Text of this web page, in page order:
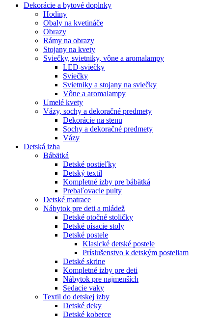
Dekorácie a bytové doplnky
Hodiny
Obaly na kvetináče
Obrazy
Rámy na obrazy
Stojany na kvety
Sviečky, svietniky, vône a aromalampy
LED-sviečky
Sviečky
Svietniky a stojany na sviečky
Vône a aromalampy
Umelé kvety
Vázy, sochy a dekoračné predmety
Dekorácie na stenu
Sochy a dekoračné predmety
Vázy
Detská izba
Bábätká
Detské postieľky
Detský textil
Kompletné izby pre bábätká
Prebaľovacie pulty
Detské matrace
Nábytok pre deti a mládež
Detské otočné stoličky
Detské písacie stoly
Detské postele
Klasické detské postele
Príslušenstvo k detským posteliam
Detské skrine
Kompletné izby pre deti
Nábytok pre najmenších
Sedacie vaky
Textil do detskej izby
Detské deky
Detské koberce